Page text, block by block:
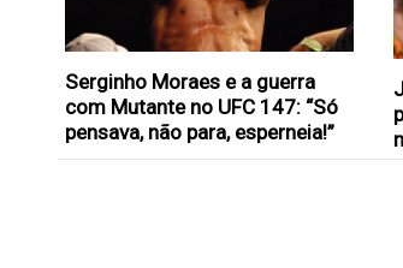
Serginho Moraes e a guerra
com Mutante no UFC 147: “Só
pensava, não para, esperneia!”